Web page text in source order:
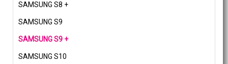
SAMSUNG S8 +
SAMSUNG S9
SAMSUNG S9 +
SAMSUNG S10